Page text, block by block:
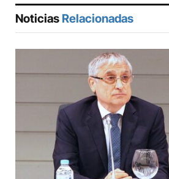
Noticias Relacionadas